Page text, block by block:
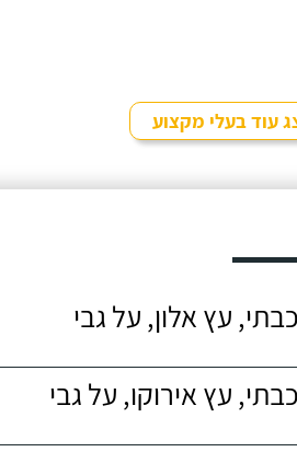
עוד בעלי מקצוע
עץ אלון, על גבי
עץ אירוקו, על גבי